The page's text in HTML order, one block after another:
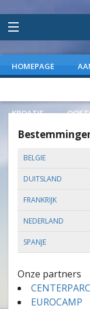
HOMEPAGE
KROATIE
BELGIE
DUITSLAND
FRANKRIJK
NEDERLAND
SPANJE
Onze partners
EUROCAMP